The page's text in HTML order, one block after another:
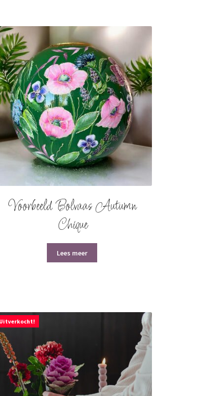
Voorbeeld Bolvaas Autumn
Chique
Lees meer
Uitverkocht!